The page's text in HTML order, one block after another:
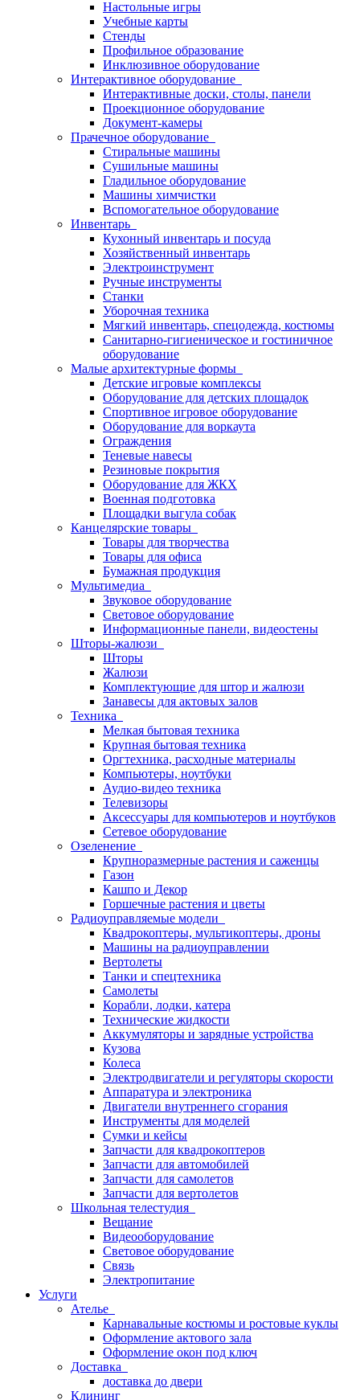
Настольные игры
Учебные карты
Стенды
Профильное образование
Инклюзивное оборудование
Интерактивное оборудование
Интерактивные доски, столы, панели
Проекционное оборудование
Документ-камеры
Прачечное оборудование
Стиральные машины
Сушильные машины
Гладильное оборудование
Машины химчистки
Вспомогательное оборудование
Инвентарь
Кухонный инвентарь и посуда
Хозяйственный инвентарь
Электроинструмент
Ручные инструменты
Станки
Уборочная техника
Мягкий инвентарь, спецодежда, костюмы
Санитарно-гигиеническое и гостиничное
оборудование
Малые архитектурные формы
Детские игровые комплексы
Оборудование для детских площадок
Спортивное игровое оборудование
Оборудование для воркаута
Ограждения
Теневые навесы
Резиновые покрытия
Оборудование для ЖКХ
Военная подготовка
Площадки выгула собак
Канцелярские товары
Товары для творчества
Товары для офиса
Бумажная продукция
Мультимедиа
Звуковое оборудование
Световое оборудование
Информационные панели, видеостены
Шторы-жалюзи
Шторы
Жалюзи
Комплектующие для штор и жалюзи
Занавесы для актовых залов
Техника
Мелкая бытовая техника
Крупная бытовая техника
Оргтехника, расходные материалы
Компьютеры, ноутбуки
Аудио-видео техника
Телевизоры
Аксессуары для компьютеров и ноутбуков
Сетевое оборудование
Озеленение
Крупноразмерные растения и саженцы
Газон
Кашпо и Декор
Горшечные растения и цветы
Радиоуправляемые модели
Квадрокоптеры, мультикоптеры, дроны
Машины на радиоуправлении
Вертолеты
Танки и спецтехника
Самолеты
Корабли, лодки, катера
Технические жидкости
Аккумуляторы и зарядные устройства
Кузова
Колеса
Электродвигатели и регуляторы скорости
Аппаратура и электроника
Двигатели внутреннего сгорания
Инструменты для моделей
Сумки и кейсы
Запчасти для квадрокоптеров
Запчасти для автомобилей
Запчасти для самолетов
Запчасти для вертолетов
Школьная телестудия
Вещание
Видеооборудование
Световое оборудование
Связь
Электропитание
Услуги
Ателье
Карнавальные костюмы и ростовые куклы
Оформление актового зала
Оформление окон под ключ
Доставка
доставка до двери
Клининг